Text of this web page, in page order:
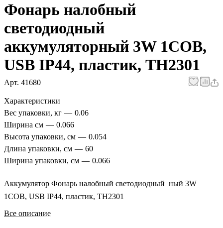
Фонарь налобный
светодиодный
аккумуляторный 3W 1COB,
USB IP44, пластик, TH2301
Арт. 41680
Характеристики
Вес упаковки, кг — 0.06
Ширина см — 0.066
Высота упаковки, см — 0.054
Длина упаковки, см — 60
Ширина упаковки, см — 0.066
Аккумулятор Фонарь налобный светодиодный ный 3W
1COB, USB IP44, пластик, TH2301
Все описание